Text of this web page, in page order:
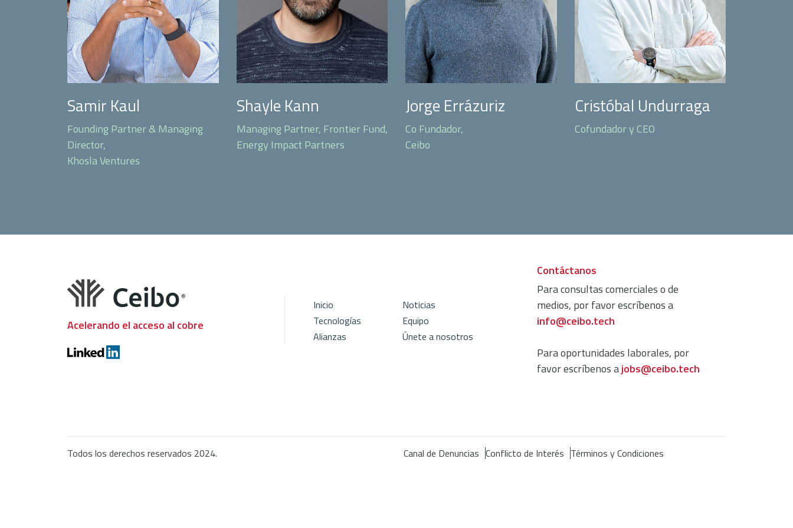
Samir Kaul
Founding Partner & Managing
Director,
Khosla Ventures
Shayle Kann
Managing Partner, Frontier Fund,
Energy Impact Partners
Jorge Errázuriz
Co Fundador,
Ceibo
Cristóbal Undurraga
Cofundador y CEO
Acelerando el acceso al cobre
Inicio
Tecnologías
Alianzas
Noticias
Equipo
Únete a nosotros
Contáctanos
Para consultas comerciales o de
medios, por favor escríbenos a
info@ceibo.tech
Para oportunidades laborales, por
favor escríbenos ajobs@ceibo.tech
Todos los derechos reservados 2024. Canal de Denuncias Conflicto de Interés Términos y Condiciones